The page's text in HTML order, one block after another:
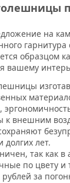
на
образцом
вашему
к внешним
лет.
так как в
по цвету и
рублей за